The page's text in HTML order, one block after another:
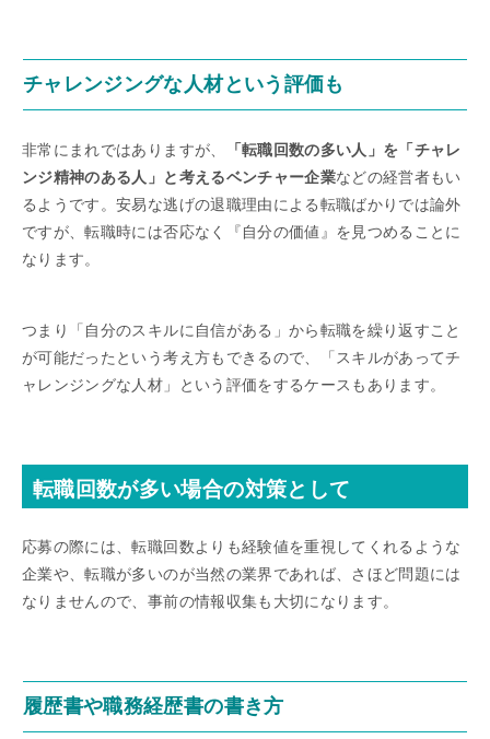
チャレンジングな人材という評価も
非常にまれではありますが、
「転職回数の多い人」を「チャレ
ンジ精神のある人」と考えるベンチャー企業などの経営者もい
るようです。安易な逃げの退職理由による転職ばかりでは論外
ですが、転職時には否応なく『自分の価値』を見つめることに
なります。
つまり「自分のスキルに自信がある」から転職を繰り返すこと
が可能だったという考え方もできるので、「スキルがあってチ
ャレンジングな人材」という評価をするケースもあります。
転職回数が多い場合の対策として
応募の際には、転職回数よりも経験値を重視してくれるような
企業や、転職が多いのが当然の業界であれば、さほど問題には
なりませんので、事前の情報収集も大切になります。
履歴書や職務経歴書の書き方